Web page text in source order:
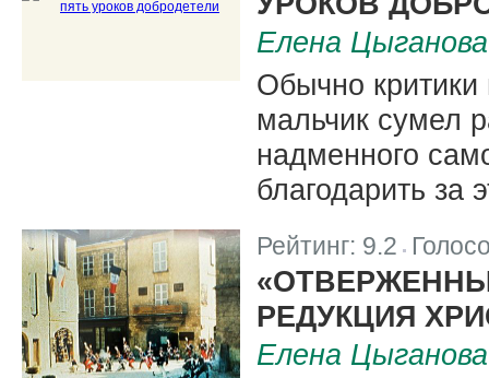
Елена Цыганова
Обычно
мальчик сумел
надменного
благодарить за
Рейтинг: 9.2 |
РЕДУКЦИЯ
Елена Цыганова